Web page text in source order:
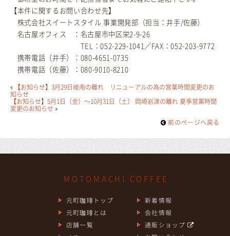
【本件に関するお問い合わせ先】
株式会社スイートスタイル 事業開発部（担当：井手/佐藤）
名古屋オフィス ：名古屋市中区栄2-9-26
TEL：052-229-1041／FAX：052-203-9772
携帯電話（井手）：080-4651-0735
携帯電話（佐藤）：080-9010-8210
« 【お知らせ】3月29日岐南の離れ リニューアルの為の営業時間変更のお
知らせ
【お知らせ】5月1日（金）〜10月31日（土） 岡崎岩津の離れ 夏季営業時間
変更のお知らせ »
前のページヘ戻る
MOTOMACHI COFFEE
元町珈琲トップ
元町珈琲とは
店舗一覧
新着情報
会社情報
通販ショップ